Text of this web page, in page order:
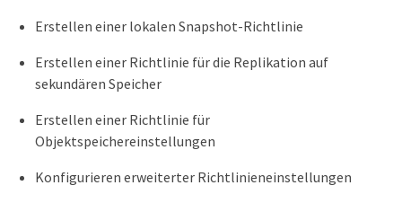
Erstellen einer lokalen Snapshot-Richtlinie
Erstellen einer Richtlinie für die Replikation auf
sekundären Speicher
Erstellen einer Richtlinie für
Objektspeichereinstellungen
Konfigurieren erweiterter Richtlinieneinstellungen